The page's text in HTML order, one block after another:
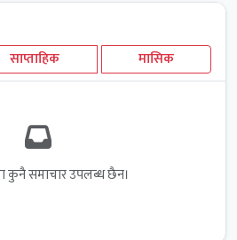
साप्ताहिक मासिक
कुनै समाचार उपलब्ध छैन।